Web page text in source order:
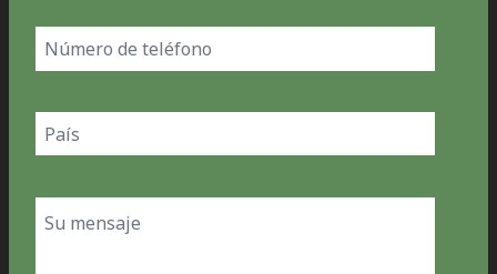
Phone
number
Country
Message